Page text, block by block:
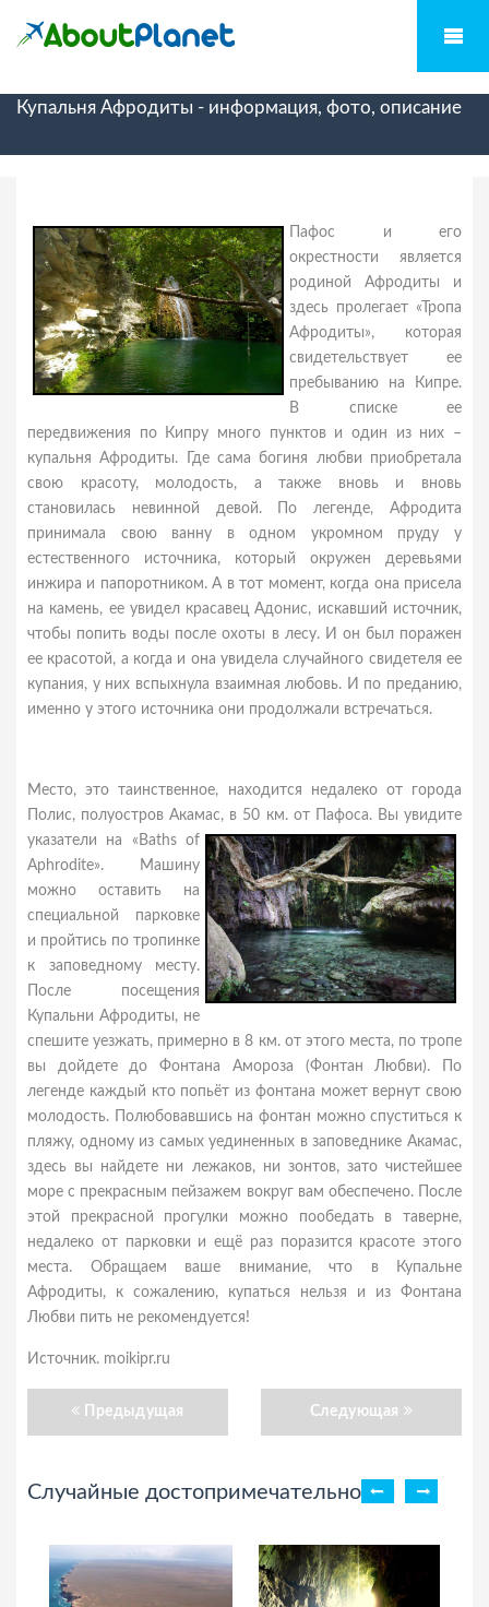
Купальня Афродиты - информация, фото, описание
Пафос и его
окрестности является
родиной Афродиты и
здесь пролегает «Тропа
Афродиты», которая
свидетельствует ее
пребыванию на Кипре.
В списке ее
передвижения по Кипру много пунктов и один из них –
купальня Афродиты. Где сама богиня любви приобретала
свою красоту, молодость, а также вновь и вновь
становилась невинной девой. По легенде, Афродита
принимала свою ванну в одном укромном пруду у
естественного источника, который окружен деревьями
инжира и папоротником. А в тот момент, когда она присела
на камень, ее увидел красавец Адонис, искавший источник,
чтобы попить воды после охоты в лесу. И он был поражен
ее красотой, а когда и она увидела случайного свидетеля ее
купания, у них вспыхнула взаимная любовь. И по преданию,
именно у этого источника они продолжали встречаться.
Место, это таинственное, находится недалеко от города
Полис, полуостров Акамас, в 50 км. от Пафоса. Вы увидите
указатели на «Baths of
Aphrodite». Машину
можно оставить на
специальной парковке
и пройтись по тропинке
к заповедному месту.
После посещения
Купальни Афродиты, не
спешите уезжать, примерно в 8 км. от этого места, по тропе
вы дойдете до Фонтана Амороза (Фонтан Любви). По
легенде каждый кто попьёт из фонтана может вернут свою
молодость. Полюбовавшись на фонтан можно спуститься к
пляжу, одному из самых уединенных в заповеднике Акамас,
здесь вы найдете ни лежаков, ни зонтов, зато чистейшее
море с прекрасным пейзажем вокруг вам обеспечено. После
этой прекрасной прогулки можно пообедать в таверне,
недалеко от парковки и ещё раз поразится красоте этого
места. Обращаем ваше внимание, что в Купальне
Афродиты, к сожалению, купаться нельзя и из Фонтана
Любви пить не рекомендуется!
Источник. moikipr.ru
Предыдущая Следующая
Случайные достопримечательности